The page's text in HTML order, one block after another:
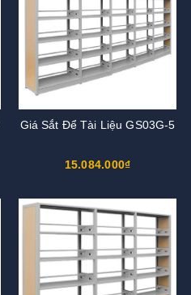
Giá Sắt Để Tài Liệu GS03G-5
15.084.000₫